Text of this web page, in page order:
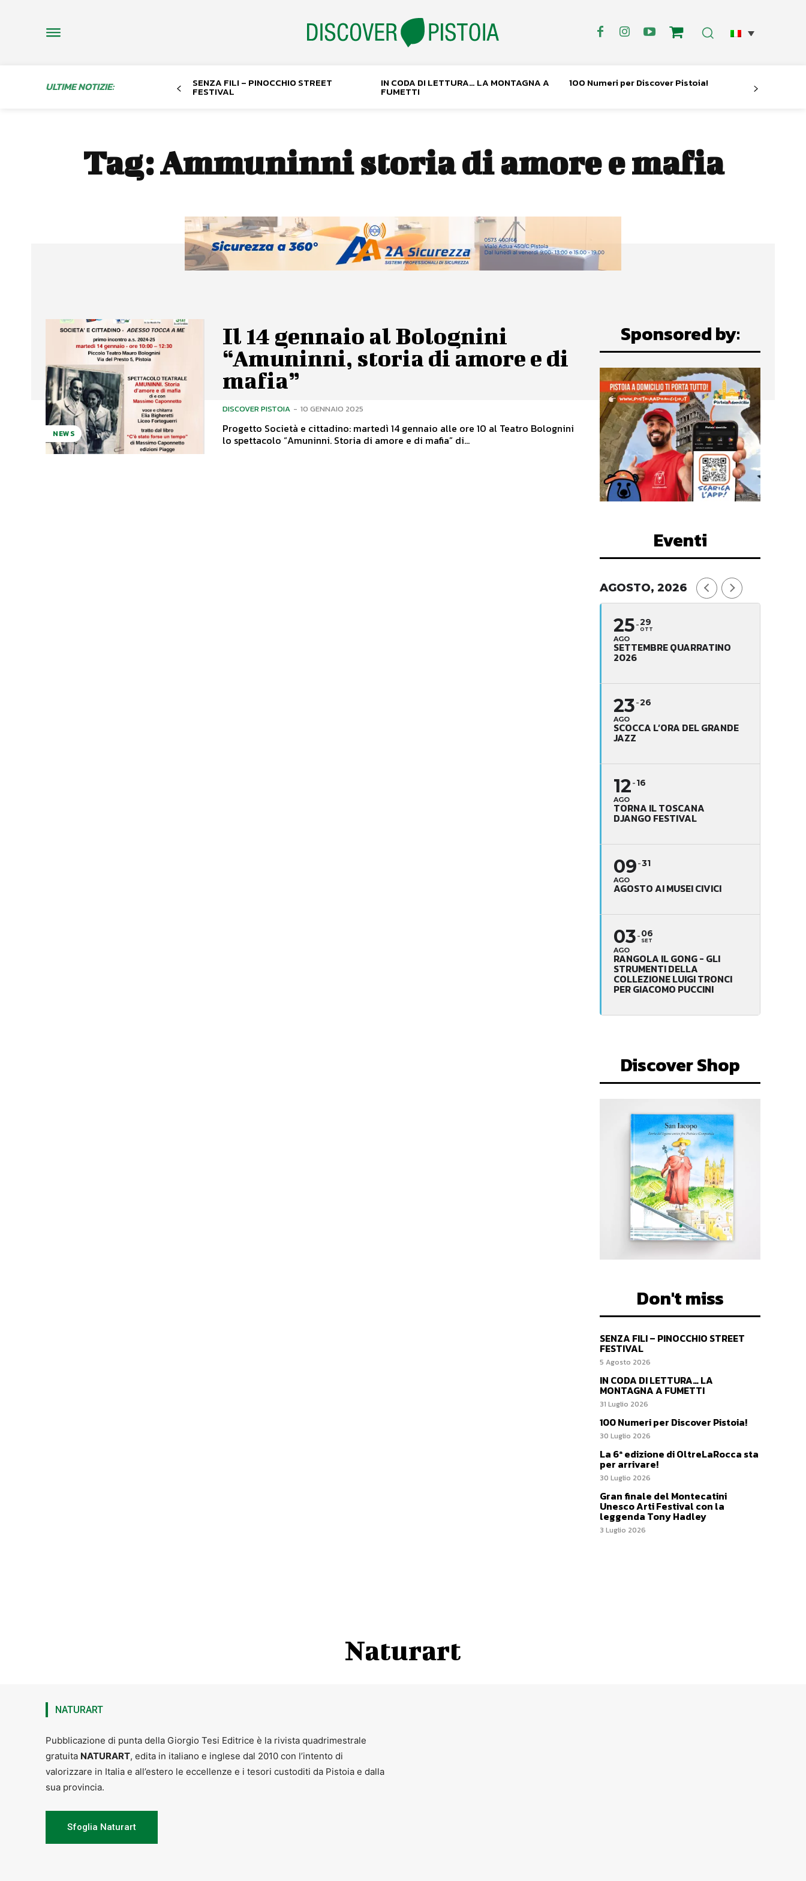
ULTIME NOTIZIE: SENZA FILI – PINOCCHIO STREET
FESTIVAL
IN CODA DI LETTURA… LA MONTAGNA A
FUMETTI
100 Numeri per Discover Pistoia!
Tag:Ammuninni storia di amore e mafia
NEWS
Il 14 gennaio al Bolognini
“Amuninni, storia di amore e di
mafia”
DISCOVER PISTOIA - 10 GENNAIO 2025
Progetto Società e cittadino: martedì 14 gennaio alle ore 10 al Teatro Bolognini
lo spettacolo “Amuninni. Storia di amore e di mafia” di...
Sponsored by:
Eventi
AGOSTO, 2026
25
AGO
29
OTT
SETTEMBRE QUARRATINO
2026
23
AGO
26
SCOCCA L’ORA DEL GRANDE
JAZZ
12
AGO
16
TORNA IL TOSCANA
DJANGO FESTIVAL
09
AGO
31
AGOSTO AI MUSEI CIVICI
03
AGO
06
SET
RANGOLA IL GONG - GLI
STRUMENTI DELLA
COLLEZIONE LUIGI TRONCI
PER GIACOMO PUCCINI
Discover Shop
Don't miss
SENZA FILI – PINOCCHIO STREET
FESTIVAL
5 Agosto 2026
IN CODA DI LETTURA… LA
MONTAGNA A FUMETTI
31 Luglio 2026
100 Numeri per Discover Pistoia!
30 Luglio 2026
La 6ª edizione di OltreLaRocca sta
per arrivare!
30 Luglio 2026
Gran finale del Montecatini
Unesco Arti Festival con la
leggenda Tony Hadley
3 Luglio 2026
Naturart
NATURART
Pubblicazione di punta della Giorgio Tesi Editrice è la rivista quadrimestrale
gratuita NATURART, edita in italiano e inglese dal 2010 con l’intento di
valorizzare in Italia e all’estero le eccellenze e i tesori custoditi da Pistoia e dalla
sua provincia.
Sfoglia Naturart